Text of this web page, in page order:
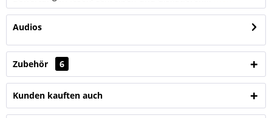
Audios
Zubehör 6
Kunden kauften auch